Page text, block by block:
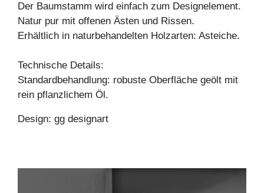
Der Baumstamm wird einfach zum Designelement.
Natur pur mit offenen Ästen und Rissen.
Erhältlich in naturbehandelten Holzarten: Asteiche.
Technische Details:
Standardbehandlung: robuste Oberfläche geölt mit
rein pflanzlichem Öl.
Design: gg designart